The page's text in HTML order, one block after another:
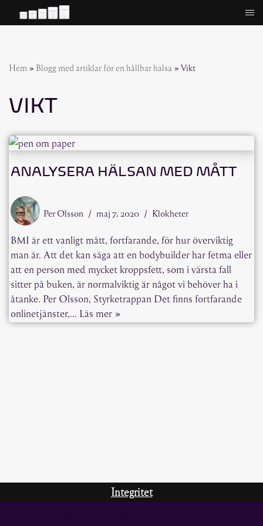
Hem » Blogg med artiklar för en hållbar hälsa » Vikt
VIKT
ANALYSERA HÄLSAN MED MÅTT
Per Olsson maj 7, 2020 Klokheter
BMI är ett vanligt mått, fortfarande, för hur överviktig
man är. Att det kan säga att en bodybuilder har fetma eller
att en person med mycket kroppsfett, som i värsta fall
sitter på buken, är normalviktig är något vi behöver ha i
åtanke. Per Olsson, Styrketrappan Det finns fortfarande
onlinetjänster,… Läs mer »
Integritet